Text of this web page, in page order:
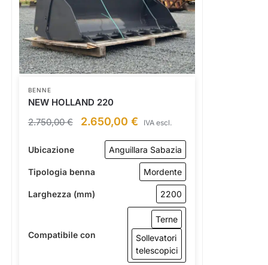
BENNE
NEW HOLLAND 220
2.750,00€ 2.650,00 € IVA escl.
Ubicazione Anguillara Sabazia
Tipologia benna Mordente
Larghezza (mm) 2200
Compatibile con
Terne
Sollevatori
telescopici